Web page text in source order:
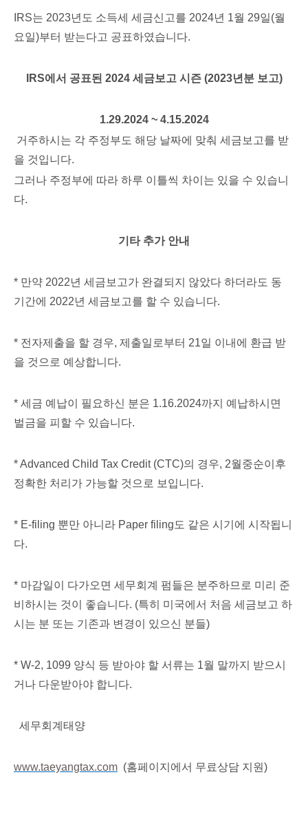
IRS는 2023년도 소득세 세금신고를 2024년 1월 29일(월
요일)부터 받는다고 공표하였습니다.
IRS에서 공표된 2024 세금보고 시즌 (2023년분 보고)
1.29.2024 ~ 4.15.2024
거주하시는 각 주정부도 해당 날짜에 맞춰 세금보고를 받
을 것입니다.
그러나 주정부에 따라 하루 이틀씩 차이는 있을 수 있습니
다.
기타 추가 안내
* 만약 2022년 세금보고가 완결되지 않았다 하더라도 동
기간에 2022년 세금보고를 할 수 있습니다.
* 전자제출을 할 경우, 제출일로부터 21일 이내에 환급 받
을 것으로 예상합니다.
* 세금 예납이 필요하신 분은 1.16.2024까지 예납하시면
벌금을 피할 수 있습니다.
* Advanced Child Tax Credit (CTC)의 경우, 2월중순이후
정확한 처리가 가능할 것으로 보입니다.
* E-filing 뿐만 아니라 Paper filing도 같은 시기에 시작됩니
다.
* 마감일이 다가오면 세무회계 펌들은 분주하므로 미리 준
비하시는 것이 좋습니다. (특히 미국에서 처음 세금보고 하
시는 분 또는 기존과 변경이 있으신 분들)
* W-2, 1099 양식 등 받아야 할 서류는 1월 말까지 받으시
거나 다운받아야 합니다.
세무회계태양
www.taeyangtax.com (홈페이지에서 무료상담 지원)